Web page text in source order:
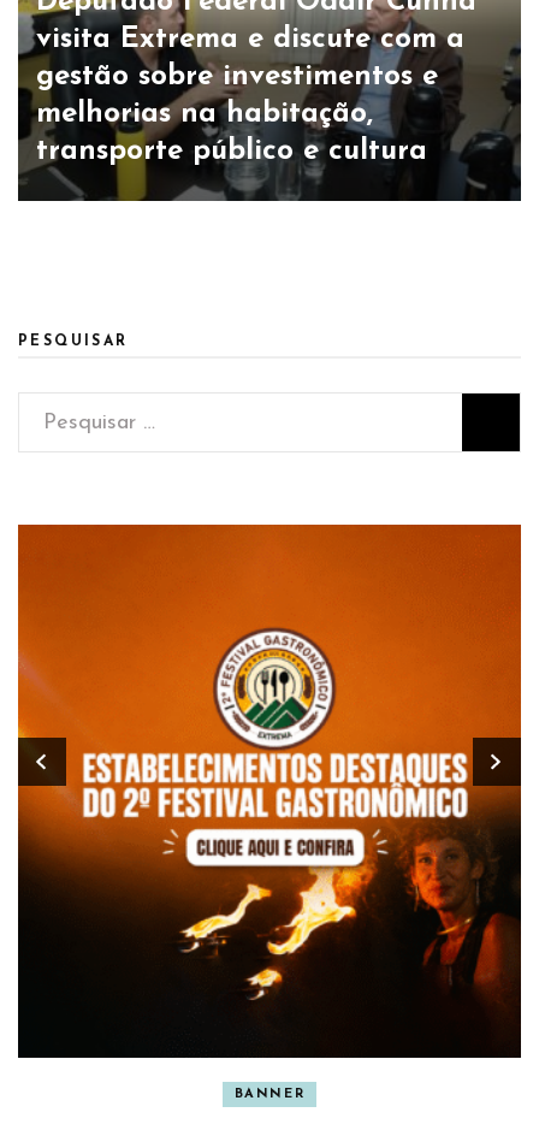
visita Extrema e discute com a
gestão sobre investimentos e
melhorias na habitação,
transporte público e cultura
PESQUISAR
Pesquisar
por:
BANNER